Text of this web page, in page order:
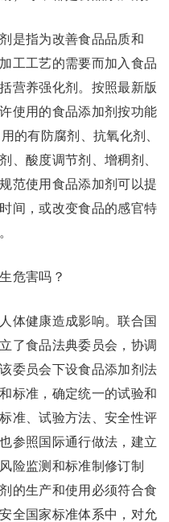
是指为改善食品品质和
工工艺的需要而加入食品
营养强化剂。按照最新版
使用的食品添加剂按功能
的有防腐剂、抗氧化剂、
、酸度调节剂、增稠剂、
范使用食品添加剂可以提
间，或改变食品的感官特
危害吗？
体健康造成影响。联合国
了食品法典委员会，协调
委员会下设食品添加剂法
标准，确定统一的试验和
准、试验方法、安全性评
参照国际通行做法，建立
险监测和标准制修订制
的生产和使用必须符合食
全国家标准体系中，对允